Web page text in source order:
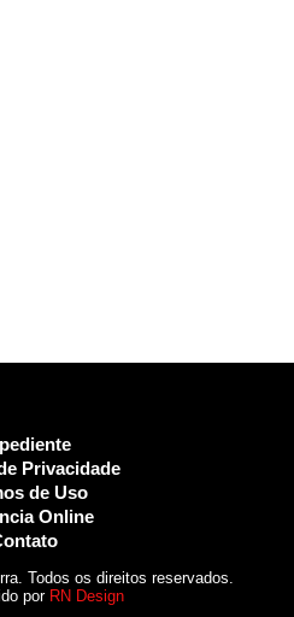
Privacidade
de Uso
Online
Todos os direitos reservados.
por RN Design